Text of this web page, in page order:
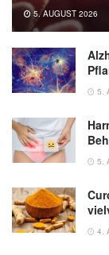
5. AUGUST 2026
5.
5.
4.